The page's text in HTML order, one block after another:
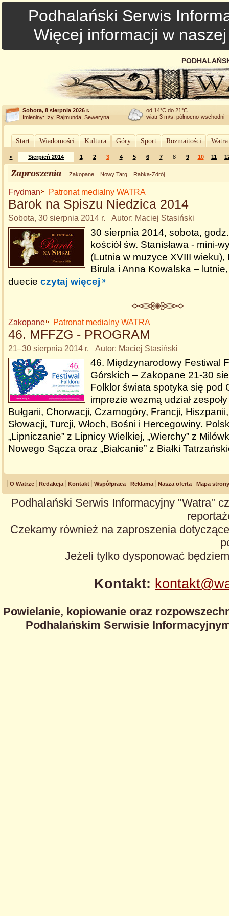
Podhalański Serwis
Więcej informacji w
Sobota, 8 sierpnia 2026 r.
Imieniny: Izy, Rajmunda, Seweryna
od 14°C do 21°C
wiatr 3 m/s, północno-wschodni
Start Wiadomości Kultura Góry Sport Rozmaitości
« Sierpień 2014 1 2 3 4 5 6 7 8 9 10 11
Zaproszenia Zakopane Nowy Targ Rabka-Zdrój
Frydman Patronat medialny WATRA
Barok na Spiszu Niedzica 2014
Sobota, 30 sierpnia 2014 r. Autor: Maciej Stasiński
30 sierpnia 2014, sobota,
kościół św. Stanisława - mini-
(Lutnia w muzyce XVIII wieku),
Birula i Anna Kowalska –
duecie czytaj więcej
Zakopane Patronat medialny WATRA
46. MFFZG - PROGRAM
21–30 sierpnia 2014 r. Autor: Maciej Stasiński
46. Międzynarodowy Festiwal
Górskich – Zakopane 21-30
Folklor świata spotyka się pod
imprezie wezmą udział
Bułgarii, Chorwacji, Czarnogóry, Francji,
Słowacji, Turcji, Włoch, Bośni i Hercegowiny.
„Lipniczanie” z Lipnicy Wielkiej, „Wierchy” z
Nowego Sącza oraz „Białcanie” z Białki
O Watrze Redakcja Kontakt Współpraca Reklama Nasza oferta Mapa strony
Podhalański Serwis Informacyjny "Watra"
Czekamy również na zaproszenia
Jeżeli tylko dysponować
Kontakt:
Powielanie, kopiowanie oraz
Podhalańskim Serwisie